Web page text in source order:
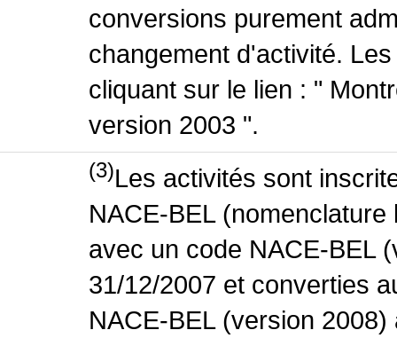
conversions purement
changement d'activité.
cliquant sur le lien : "
version 2003 ".
(3)Les activités sont
NACE-BEL
avec un code NACE-BEL
31/12/2007 et converties
NACE-BEL (version